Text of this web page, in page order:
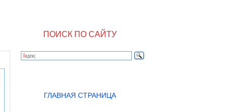
ПОИСК ПО САЙТУ
ГЛАВНАЯ СТРАНИЦА